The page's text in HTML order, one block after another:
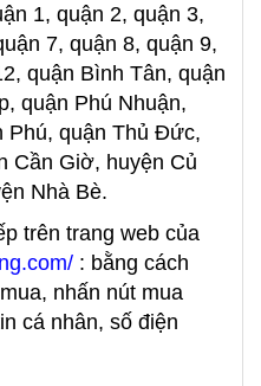
1, quận 2, quận 3,
7, quận 8, quận 9,
quận Bình Tân, quận
quận Phú Nhuận,
Phú, quận Thủ Đức,
Cần Giờ, huyện Củ
Nhà Bè.
trên trang web của
: bằng cách
nhấn nút mua
cá nhân, số điện